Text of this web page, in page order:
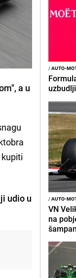
a u
udio u
/AUTO-
/AUTO-
VN
na